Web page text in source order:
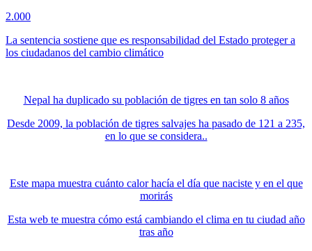
2.000
La sentencia sostiene que es responsabilidad del Estado proteger a
los ciudadanos del cambio climático
Nepal ha duplicado su población de tigres en tan solo 8 años
Desde 2009, la población de tigres salvajes ha pasado de 121 a 235,
en lo que se considera..
Este mapa muestra cuánto calor hacía el día que naciste y en el que
morirás
Esta web te muestra cómo está cambiando el clima en tu ciudad año
tras año